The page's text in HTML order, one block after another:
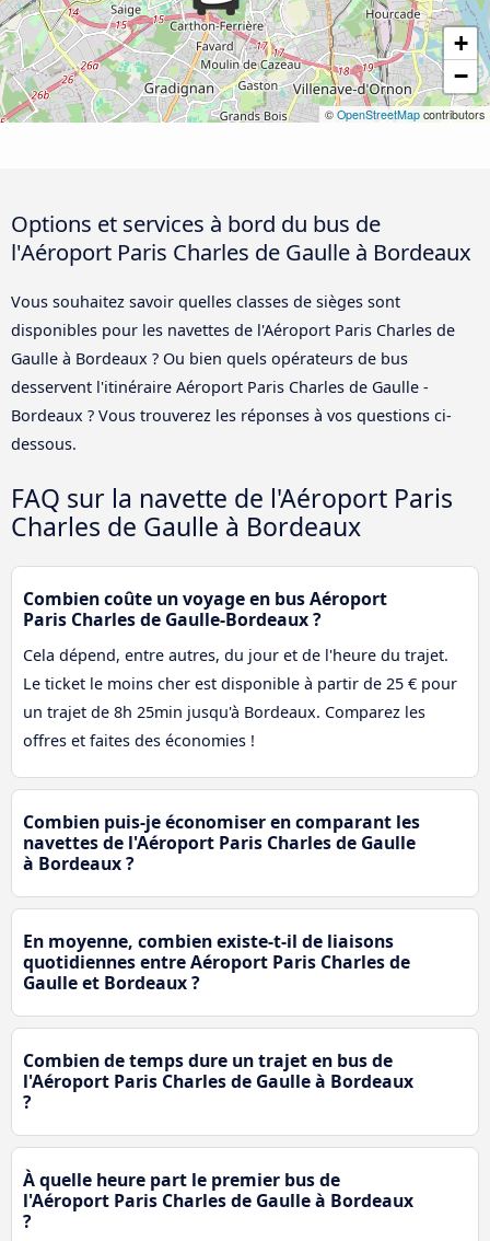
+
−
© OpenStreetMap contributors
Options et services à bord du bus de
l'Aéroport Paris Charles de Gaulle à Bordeaux
Vous souhaitez savoir quelles classes de sièges sont
disponibles pour les navettes de l'Aéroport Paris Charles de
Gaulle à Bordeaux ? Ou bien quels opérateurs de bus
desservent l'itinéraire Aéroport Paris Charles de Gaulle -
Bordeaux ? Vous trouverez les réponses à vos questions ci-
dessous.
FAQ sur la navette de l'Aéroport Paris
Charles de Gaulle à Bordeaux
Combien coûte un voyage en bus Aéroport
Paris Charles de Gaulle-Bordeaux ?
Cela dépend, entre autres, du jour et de l'heure du trajet.
Le ticket le moins cher est disponible à partir de 25 € pour
un trajet de 8h 25min jusqu'à Bordeaux. Comparez les
offres et faites des économies !
Combien puis-je économiser en comparant les
navettes de l'Aéroport Paris Charles de Gaulle
à Bordeaux ?
En moyenne, combien existe-t-il de liaisons
quotidiennes entre Aéroport Paris Charles de
Gaulle et Bordeaux ?
Combien de temps dure un trajet en bus de
l'Aéroport Paris Charles de Gaulle à Bordeaux
?
À quelle heure part le premier bus de
l'Aéroport Paris Charles de Gaulle à Bordeaux
?